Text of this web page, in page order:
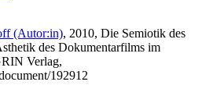
(Autor:in), 2010, Die Semiotik des
des Dokumentarfilms im
Verlag,
192912